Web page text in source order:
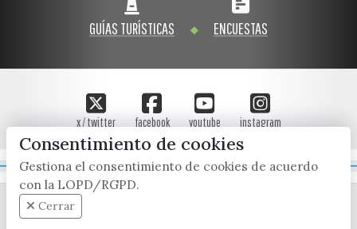
GUÍAS TURÍSTICAS ENCUESTAS
x / twitter facebook youtube instagram
Mapa Web
Consentimiento de cookies
Gestiona el consentimiento de cookies de acuerdo
con la LOPD/RGPD.
Cerrar